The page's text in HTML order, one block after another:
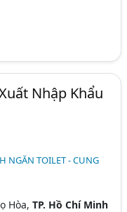
Nhập Khẩu
NGĂN TOILET - CUNG
Hòa,TP. Hồ Chí Minh